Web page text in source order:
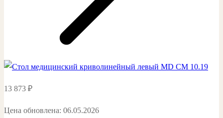
13 873 ₽
Цена обновлена: 06.05.2026